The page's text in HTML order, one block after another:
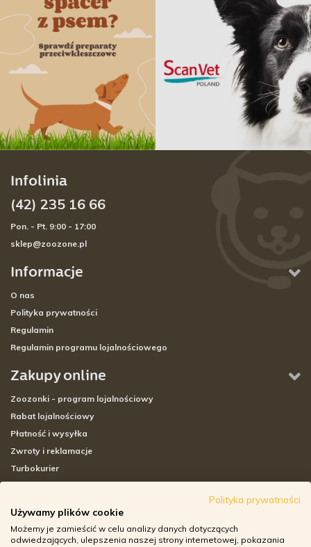
Informacje
O nas
Polityka prywatności
Regulamin
Regulamin programu lojalnościowego
Zakupy online
Zoozonki - program lojalnościowy
Rabat lojalnościowy
Płatność i wysyłka
Zwroty i reklamacje
Turbokurier
Adresy sklepów stacjonarnych
Godziny otwarcia sklepów
Infolinia
(42) 235 16 66
Pon. - Pt. 9:00 - 17:00
sklep@zoozone.pl
Polityka prywatności
Używamy plików cookie
Możemy je zamieścić w celu analizy danych dotyczących
odwiedzających, ulepszenia naszej strony internetowej, pokazania